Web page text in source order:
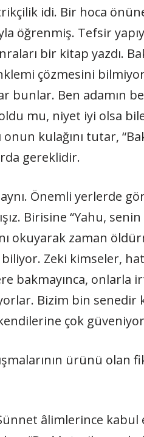
idi. Bir hoca
öğrenmiş. Tefsir
bir kitap yazdı.
çözmesini
Ben adamın
oldu mu, niyet iyi olsa
kulağını tutar,
gereklidir.
Önemli yerlerde
Birisine “Yahu,
okuyarak zaman
biliyor. Zeki kimseler,
bakmayınca, onlarla
Bizim bin senedir
çok
ürünü olan
âlimlerince